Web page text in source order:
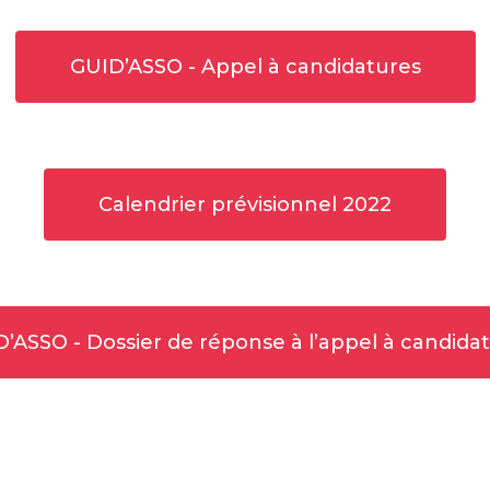
GUID’ASSO - Appel à candidatures
Calendrier prévisionnel 2022
- Dossier de réponse à l’appel à